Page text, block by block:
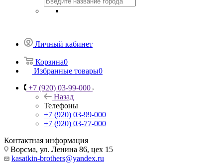
Личный кабинет
Корзина0
Избранные товары0
+7 (920) 03-99-000
Назад
Телефоны
+7 (920) 03-99-000
+7 (920) 03-77-000
Контактная информация
Ворсма, ул. Ленина 86, цех 15
kasatkin-brothers@yandex.ru